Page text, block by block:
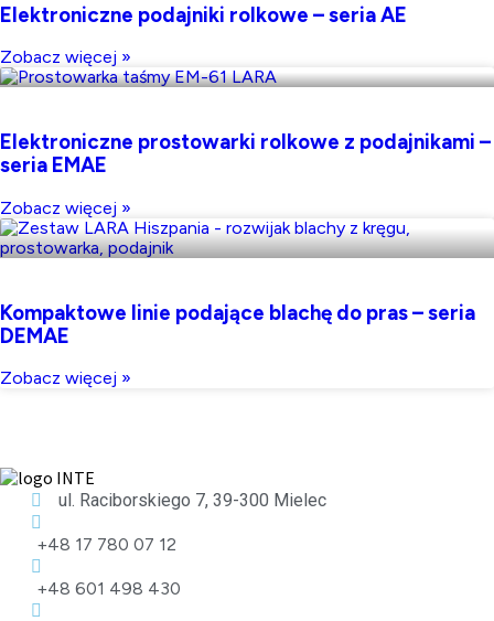
Elektroniczne podajniki rolkowe – seria AE
Zobacz więcej »
Elektroniczne prostowarki rolkowe z podajnikami –
seria EMAE
Zobacz więcej »
Kompaktowe linie podające blachę do pras – seria
DEMAE
Zobacz więcej »
ul. Raciborskiego 7, 39-300 Mielec
+48 17 780 07 12
+48 601 498 430